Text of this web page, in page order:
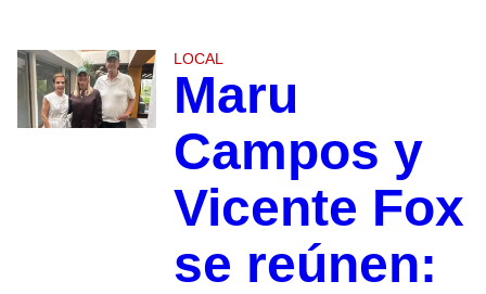
LOCAL
Maru
Campos y
Vicente Fox
se reúnen: